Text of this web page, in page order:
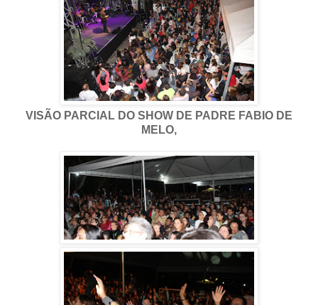
VISÃO PARCIAL DO SHOW DE PADRE FABIO DE
MELO,